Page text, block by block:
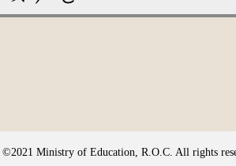
©2021 Ministry of Education, R.O.C. All rights